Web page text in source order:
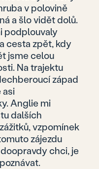
v polovině
a šlo vidět dolů.
podplouvaly
cesta zpět, kdy
jsme celou
Na trajektu
západ
asi
Anglie mi
dalších
vzpomínek
zájezdu
chci, je